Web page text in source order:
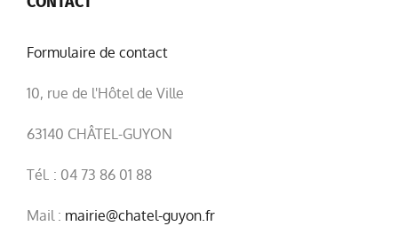
Formulaire de contact
10, rue de l'Hôtel de Ville
63140 CHÂTEL-GUYON
Tél. : 04 73 86 01 88
Mail : mairie@chatel-guyon.fr